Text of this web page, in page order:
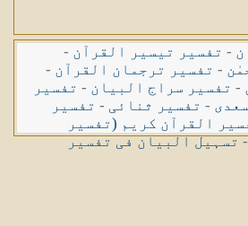
- تفسیر تیسیر القرآن -
- تفسیر ترجمان القرآن -
- تفسیر سراج البیان - تفسیر
- تفسیر ثنائی - تفسیر
القرآن کریم (تفسیر
تسہیل البیان فی تفسیر